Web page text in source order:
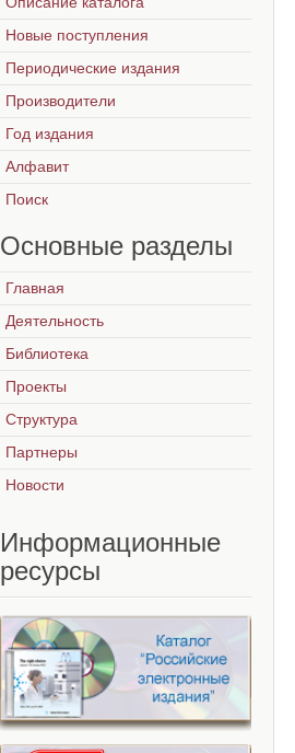
Новые поступления
Периодические издания
Производители
Год издания
Алфавит
Поиск
Основные разделы
Главная
Деятельность
Библиотека
Проекты
Структура
Партнеры
Новости
Информационные
ресурсы